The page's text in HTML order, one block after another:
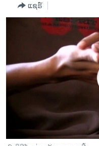
ໂລກ
ອິດສະຫຼະພາບດ້ານການຂ່າວ
ຊີວິດຊາວລາວ
ຊຸມຊົນຊາວລາວ
ທຸລະກິດ
ພາສາອັງກິດ
ແຊຣ໌
No media